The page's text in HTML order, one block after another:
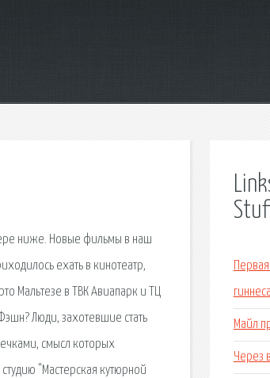
ниже. Новые фильмы в наш
ехать в кинотеатр,
Мальтезе в ТВК Авиапарк и ТЦ
Люди, захотевшие стать
смысл которых
"Мастерская кутюрной
гиннеса
Майл
Через